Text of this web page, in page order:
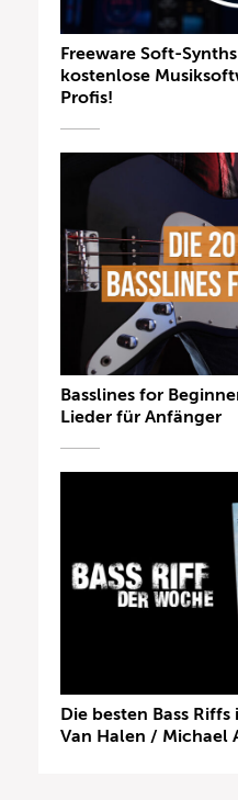
Freeware Soft-
kostenlose
Profis!
Basslines for
Lieder für Anfänger
Die besten Bass
Van Halen / Michael